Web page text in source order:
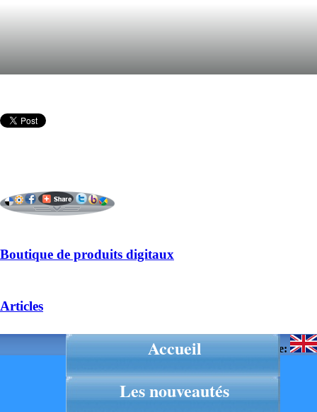
Boutique de produits digitaux
Articles
Langue:
Accueil
Les nouveautés